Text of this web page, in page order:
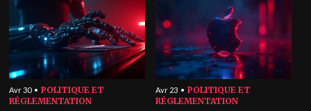
Avr 30
POLITIQUE ET
RÉGLEMENTATION
Avr 23
POLITIQUE ET
RÉGLEMENTATION